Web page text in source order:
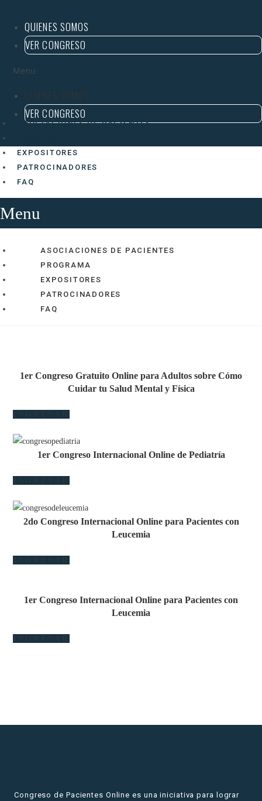
QUIENES SOMOS
VER CONGRESO
Menu
QUIENES SOMOS
VER CONGRESO
ASOCIACIONES DE PACIENTES
EXPOSITORES
PATROCINADORES
FAQ
Menu
ASOCIACIONES DE PACIENTES
PROGRAMA
EXPOSITORES
PATROCINADORES
FAQ
1er Congreso Gratuito Online para Adultos sobre Cómo
Cuidar tu Salud Mental y Física
INGRESAR
1er Congreso Internacional Online de Pediatría
INGRESAR
2do Congreso Internacional Online para Pacientes con
Leucemia
INGRESAR
1er Congreso Internacional Online para Pacientes con
Leucemia
INGRESAR
Congreso de Pacientes Online es una iniciativa para lograr